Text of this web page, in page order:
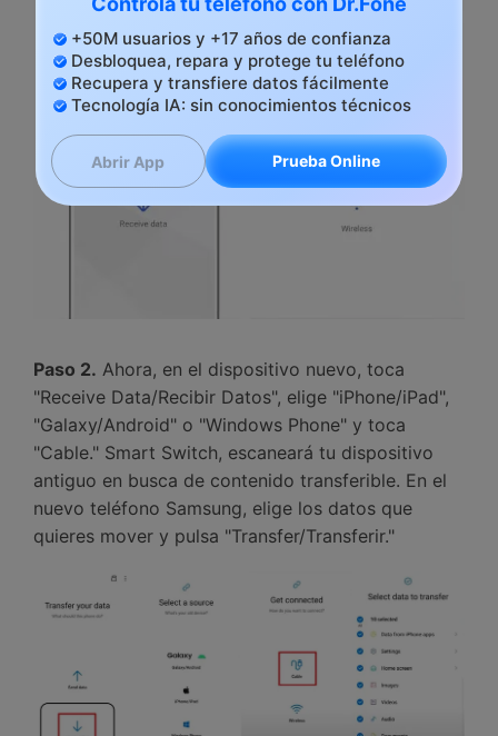
Paso 2. Ahora, en el dispositivo nuevo, toca
"Receive Data/Recibir Datos", elige "iPhone/iPad",
"Galaxy/Android" o "Windows Phone" y toca
"Cable." Smart Switch, escaneará tu dispositivo
antiguo en busca de contenido transferible.󠀲󠀡󠀤󠀥󠀠󠀤󠀡󠀨󠀡󠀳󠀰 En el
nuevo teléfono Samsung, elige los datos que
quieres mover y pulsa "Transfer/Transferir."󠀲󠀡󠀤󠀥󠀠󠀤󠀡󠀨󠀢󠀳
+50M usuarios y +17 años de confianza
Desbloquea, repara y protege tu teléfono
Recupera y transfiere datos fácilmente
Tecnología IA: sin conocimientos técnicos
Abrir App Prueba Online